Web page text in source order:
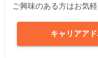
ご興味のある方はお気
キャリアア